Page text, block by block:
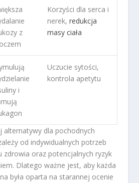
z
Korzyści dla serca i
nerek,redukcja
masy ciała
i
Uczucie sytości,
kontrola apetytu
alternatywy dla pochodnych
od indywidualnych potrzeb
zdrowia oraz potencjalnych ryzyk
Dlatego ważne jest, aby każda
była oparta na starannej ocenie